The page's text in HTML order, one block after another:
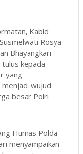
Kabid
Rosya
Bhayangkari
tulus kepada
yang
wujud
besar Polri
Humas Polda
menyampaikan